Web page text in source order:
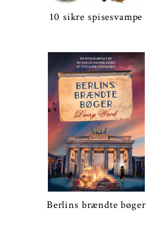
10 sikre spisesvampe
Berlins brændte bøger